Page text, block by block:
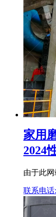
家用
2024
由于此
联系电话: